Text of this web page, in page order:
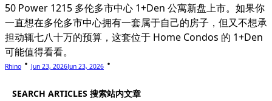
50 Power 1215 多伦多市中心 1+Den 公寓新盘上市。如果你
一直想在多伦多市中心拥有一套属于自己的房子，但又不想承
担动辄七八十万的预算，这套位于 Home Condos 的 1+Den
可能值得看看。
Rhino Jun 23, 2026Jun 23, 2026
SEARCH ARTICLES 搜索站内文章